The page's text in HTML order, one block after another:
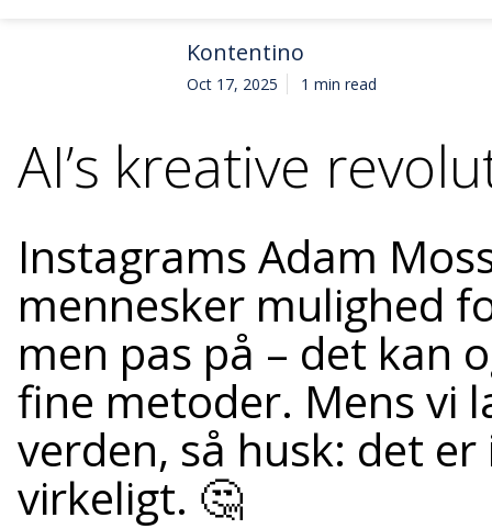
Kontentino
Oct 17, 2025 1 min read
AI’s kreative
Instagrams Adam
mennesker mulighed
men pas på – det kan
fine metoder. Mens vi
verden, så husk: det
virkeligt. 🤔